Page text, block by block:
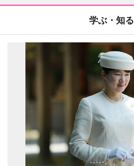
学ぶ・知る